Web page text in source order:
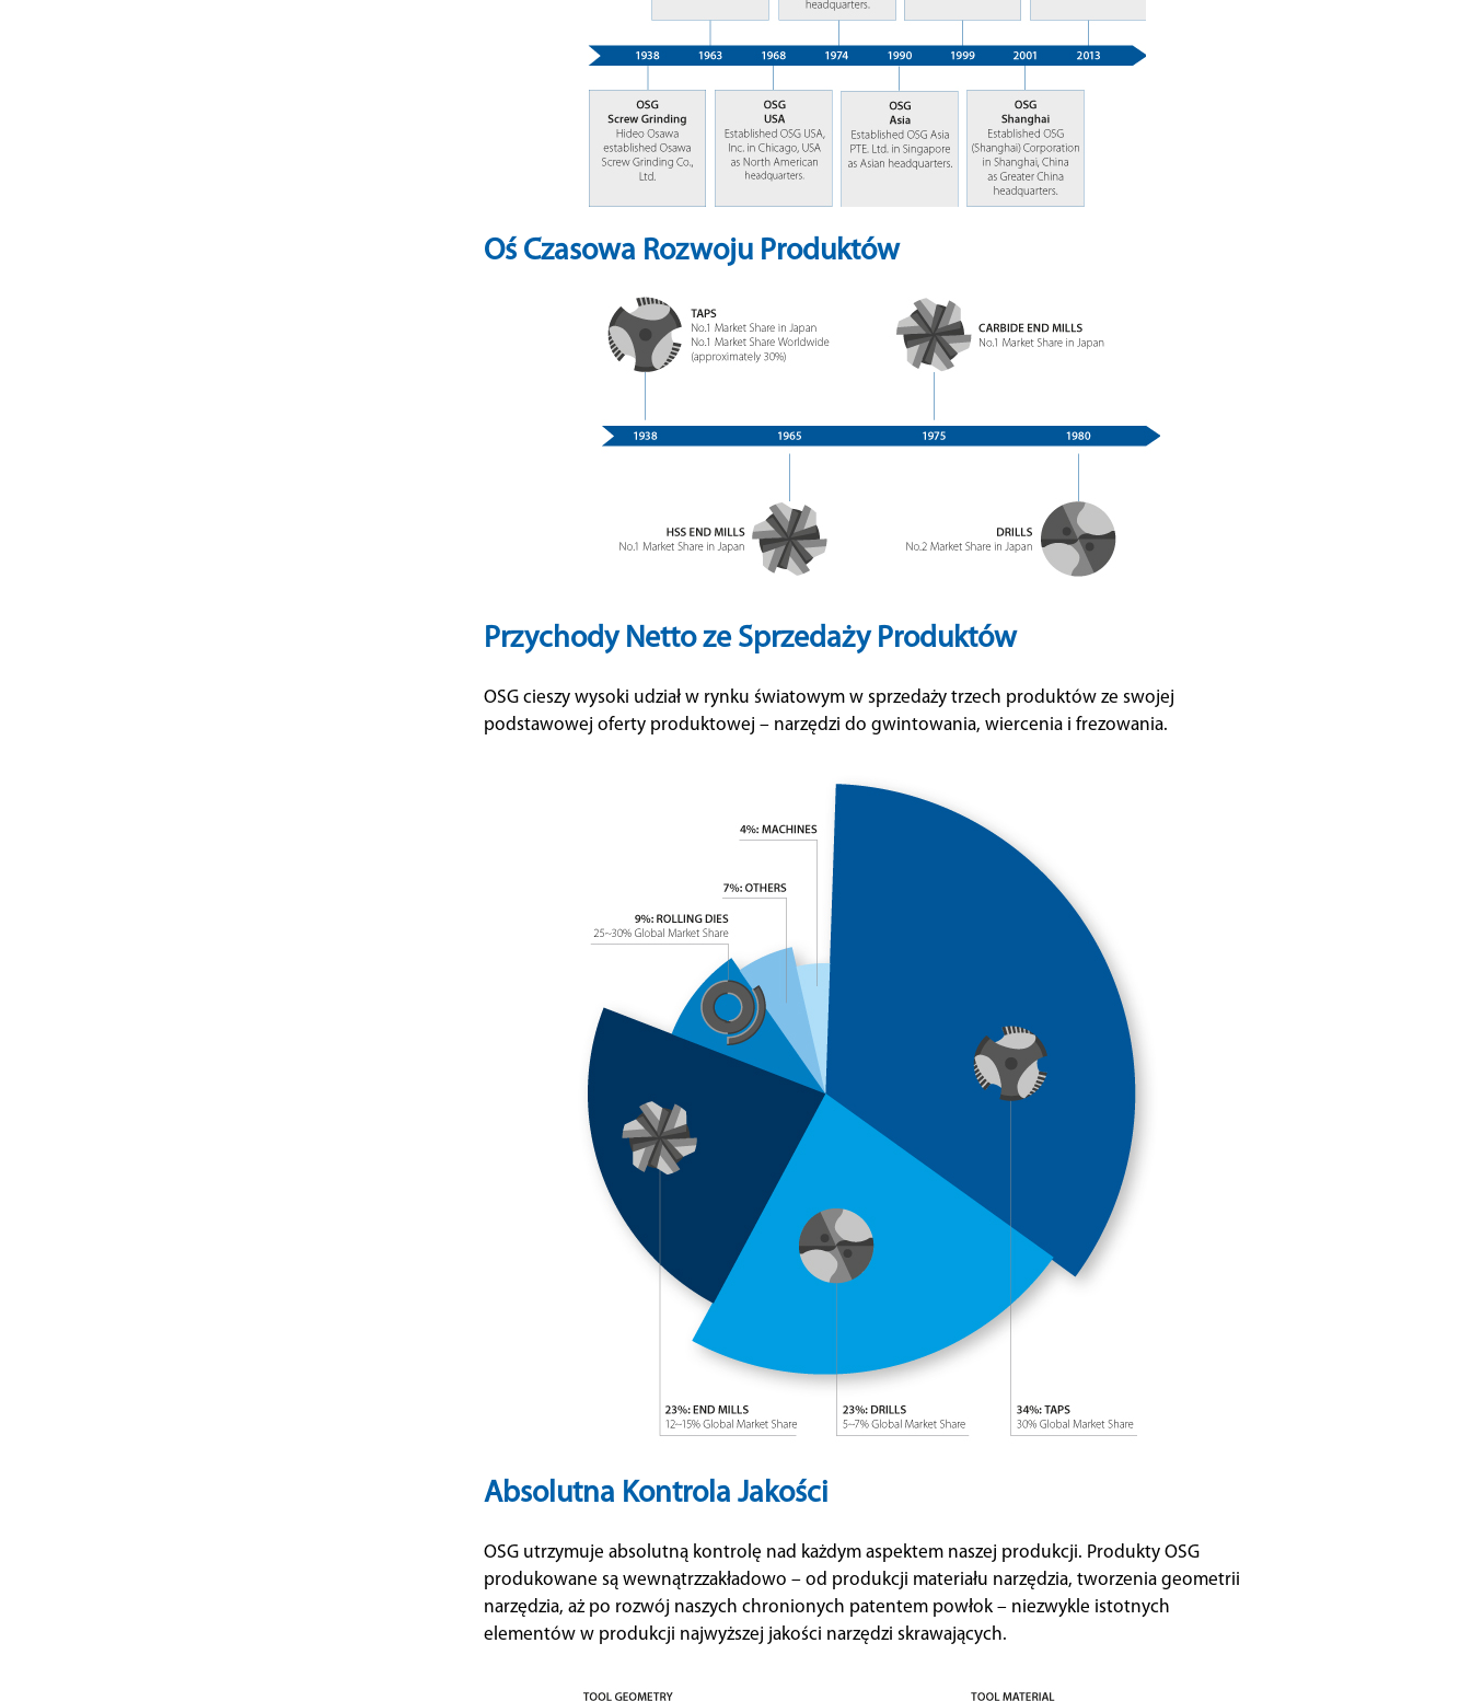
Oś Czasowa Rozwoju Produktów
Przychody Netto ze Sprzedaży Produktów
OSG cieszy wysoki udział w rynku światowym w sprzedaży trzech produktów ze swojej
podstawowej oferty produktowej – narzędzi do gwintowania, wiercenia i frezowania.
Absolutna Kontrola Jakości
OSG utrzymuje absolutną kontrolę nad każdym aspektem naszej produkcji. Produkty OSG
produkowane są wewnątrzzakładowo – od produkcji materiału narzędzia, tworzenia geometrii
narzędzia, aż po rozwój naszych chronionych patentem powłok – niezwykle istotnych
elementów w produkcji najwyższej jakości narzędzi skrawających.